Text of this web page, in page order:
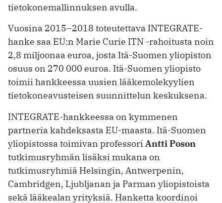
tietokonemallinnuksen avulla.
Vuosina 2015–2018 toteutettava INTEGRATE-
hanke saa EU:n Marie Curie ITN -rahoitusta noin
2,8 miljoonaa euroa, josta Itä-Suomen yliopiston
osuus on 270 000 euroa. Itä-Suomen yliopisto
toimii hankkeessa uusien lääkemolekyylien
tietokoneavusteisen suunnittelun keskuksena.
INTEGRATE-hankkeessa on kymmenen
partneria kahdeksasta EU-maasta. Itä-Suomen
yliopistossa toimivan professori Antti Poson
tutkimusryhmän lisäksi mukana on
tutkimusryhmiä Helsingin, Antwerpenin,
Cambridgen, Ljubljanan ja Parman yliopistoista
sekä lääkealan yrityksiä. Hanketta koordinoi